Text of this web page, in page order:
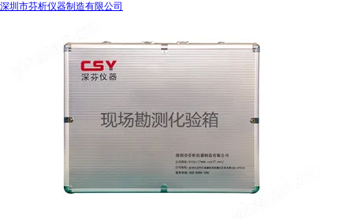
深圳市芬析仪器制造有限公司